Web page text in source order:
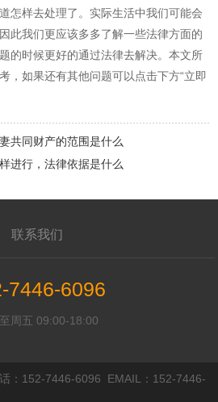
怎样去处理了。实际生活中我们可能会
此我们更应该多多了解一些法律方面的
的时候更好的通过法律去解决。本文所
，如果还有其他问题可以点击下方“立即
共同财产的范围是什么
进行，法律依据是什么
联系我们
7446-6096
周五 09:00-18:00
：152-7446-6096 EMAIL：152-7446-